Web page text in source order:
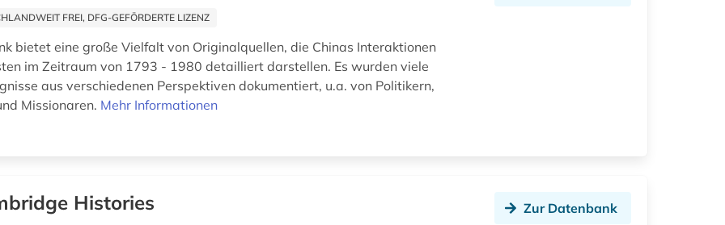
FREI, DFG-GEFÖRDERTE LIZENZ
bietet eine große Vielfalt von Originalquellen, die Chinas Interaktionen
im Zeitraum von 1793 - 1980 detailliert darstellen. Es wurden viele
aus verschiedenen Perspektiven dokumentiert, u.a. von Politikern,
Missionaren. Mehr Informationen
Histories Zur Datenbank